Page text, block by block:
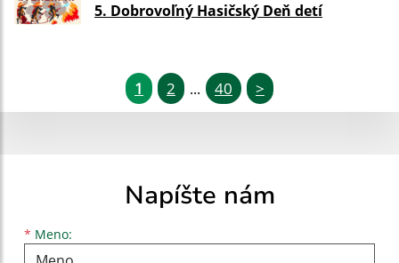
5. Dobrovoľný Hasičský Deň detí
1 2 ... 40 >
Napíšte nám
* Meno:
Meno
Priezvisko
E-mailová adresa